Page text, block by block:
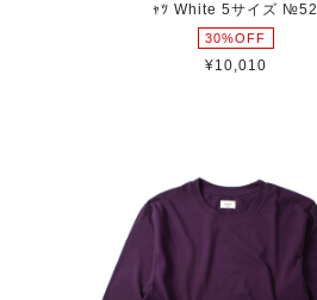
ｬﾂ White 5サイズ №52
30%OFF
¥10,010